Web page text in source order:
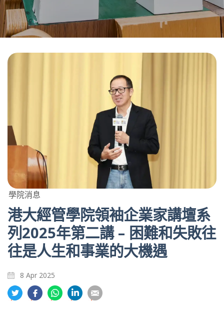
學院消息
港大經管學院領袖企業家講壇系
列2025年第二講 – 困難和失敗往
往是人生和事業的大機遇
8 Apr 2025
分
享
分
享
分
享
享
享